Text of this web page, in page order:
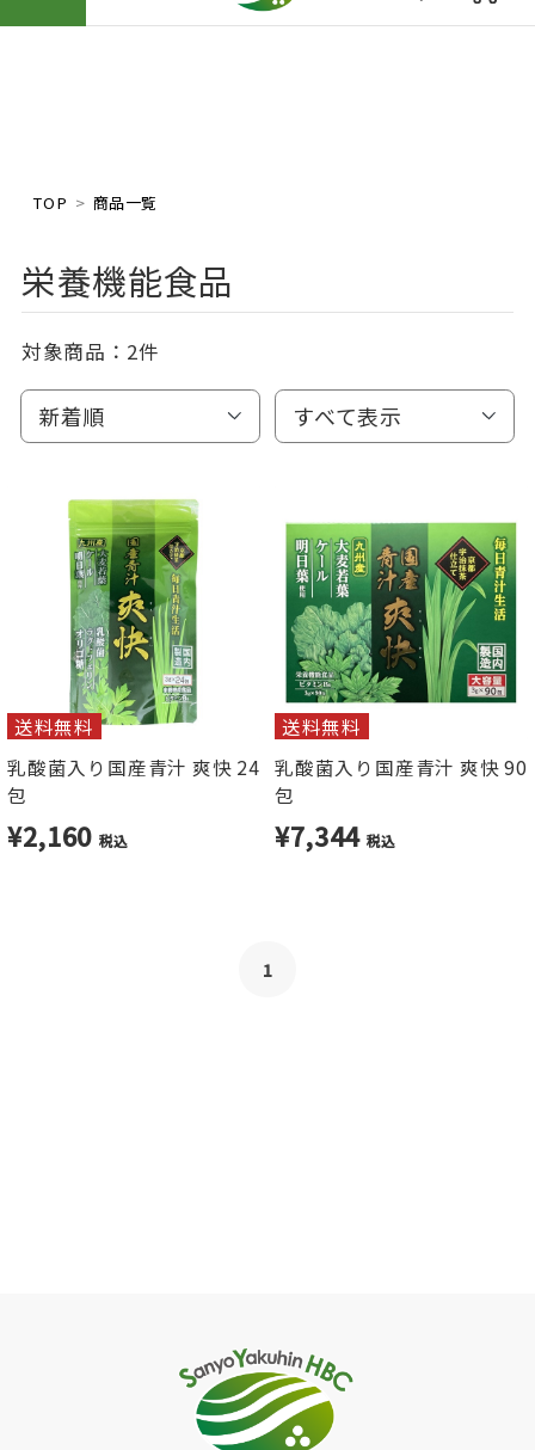
TOP 商品一覧
栄養機能食品
対象商品： 2件
新着順 すべて表示
送料無料
乳酸菌入り国産青汁 爽快 24
包
¥2,160 税込
送料無料
乳酸菌入り国産青汁 爽快 90
包
¥7,344 税込
1